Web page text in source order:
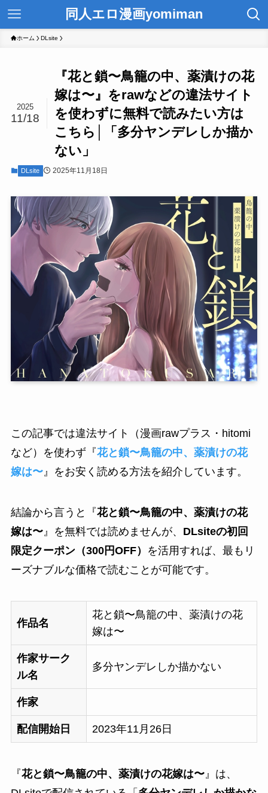
同人エロ漫画yomiman
ホーム DLsite
『花と鎖〜鳥籠の中、薬漬けの花
嫁は〜』をrawなどの違法サイト
を使わずに無料で読みたい方は
こちら│「多分ヤンデレしか描か
ない」
2025
11/18
DLsite 2025年11月18日
この記事では違法サイト（漫画rawプラス・hitomi
など）を使わず『花と鎖〜鳥籠の中、薬漬けの花
嫁は〜』をお安く読める方法を紹介しています。
結論から言うと『花と鎖〜鳥籠の中、薬漬けの花
嫁は〜』を無料では読めませんが、 DLsiteの初回
限定クーポン（300円OFF）
を活用すれば、最もリ
ーズナブルな価格で読むことが可能です。
作品名
花と鎖〜鳥籠の中、薬漬けの花
嫁は〜
作家サーク
ル名
多分ヤンデレしか描かない
作家
配信開始日 2023年11月26日
『花と鎖〜鳥籠の中、薬漬けの花嫁は〜』は、